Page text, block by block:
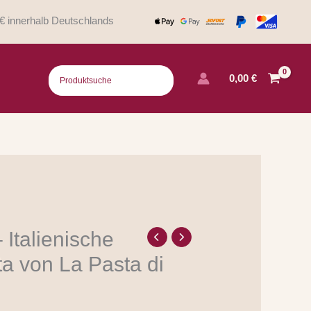
Deutschlands
0,00 €
Italienische
von La Pasta di